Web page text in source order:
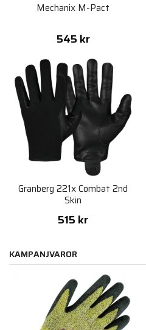
Mechanix M-Pact
545 kr
Granberg 221x Combat 2nd
Skin
515 kr
KAMPANJVAROR